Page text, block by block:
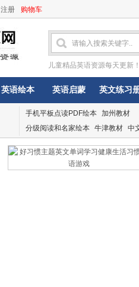
注册 购物车
儿童精品英语资源每天更新
英语绘本 英语启蒙 英文练习
手机平板点读PDF绘本 加州教材
分级阅读和名家绘本 牛津教材 中